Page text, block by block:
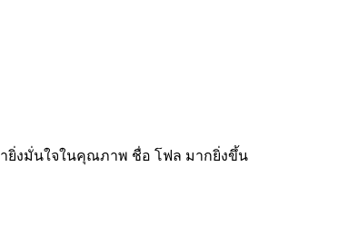
ายิ่งมั่นใจในคุณภาพ ชื่อ โฟล มากยิ่งขึ้น